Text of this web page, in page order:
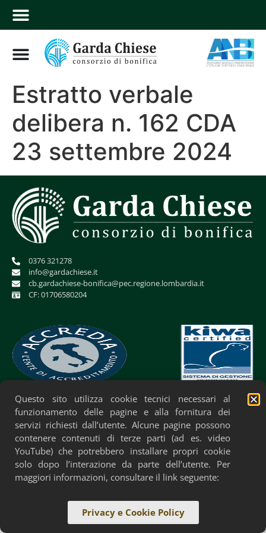
Estratto verbale
delibera n. 162 CDA
23 settembre 2024
0376 321278
info@gardachiese.it
cb.gardachiese-bonifica@pec.regione.lombardia.it
CF: 01706580204
Privacy Policy Cookie Policy Accessibilità
Questo sito utilizza cookie tecnici necessari al
funzionamento delle pagine e alla fornitura dei
servizi richiesti dall’utente. Alcune pagine possono
contenere contenuti di terze parti (ad es. video
YouTube) che potrebbero installare propri cookie
solo dopo l’interazione da parte dell’utente. Per
maggiori informazioni, consultare il link seguente:
Privacy e Cookie Policy